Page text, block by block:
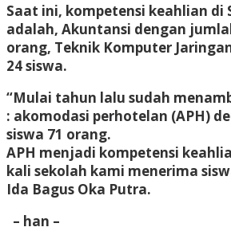
Saat ini, kompetensi keahlian di
adalah, Akuntansi dengan
orang, Teknik Komputer
24 siswa.
“Mulai tahun lalu sudah
: akomodasi perhotelan (APH)
siswa 71 orang.
APH menjadi kompetensi
kali sekolah kami menerima
Ida Bagus Oka Putra.
– han –